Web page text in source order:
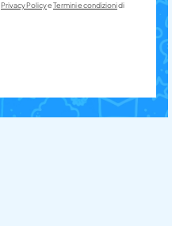
Privacy PolicyeTermini e condizionidi